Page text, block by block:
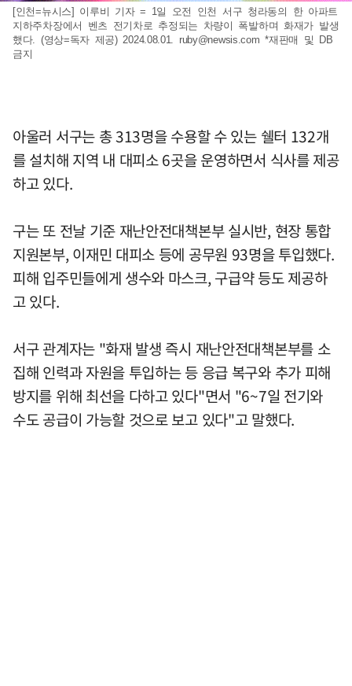
[인천=뉴시스] 이루비 기자 = 1일 오전 인천 서구 청라동의 한 아파트
지하주차장에서 벤츠 전기차로 추정되는 차량이 폭발하며 화재가 발생
했다. (영상=독자 제공) 2024.08.01. ruby@newsis.com *재판매 및 DB
금지
아울러 서구는 총 313명을 수용할 수 있는 쉘터 132개
를 설치해 지역 내 대피소 6곳을 운영하면서 식사를 제공
하고 있다.
구는 또 전날 기준 재난안전대책본부 실시반, 현장 통합
지원본부, 이재민 대피소 등에 공무원 93명을 투입했다.
피해 입주민들에게 생수와 마스크, 구급약 등도 제공하
고 있다.
서구 관계자는 "화재 발생 즉시 재난안전대책본부를 소
집해 인력과 자원을 투입하는 등 응급 복구와 추가 피해
방지를 위해 최선을 다하고 있다"면서 "6~7일 전기와
수도 공급이 가능할 것으로 보고 있다"고 말했다.